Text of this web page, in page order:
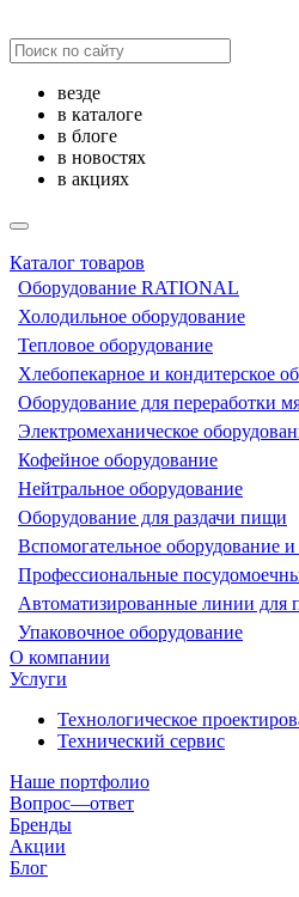
везде
в каталоге
в блоге
в новостях
в акциях
Каталог товаров
Оборудование RATIONAL
Холодильное оборудование
Тепловое оборудование
Хлебопекарное и кондитерское
Оборудование для переработки
Электромеханическое
Кофейное оборудование
Нейтральное оборудование
Оборудование для раздачи пищи
Вспомогательное оборудование
Профессиональные
Автоматизированные линии для
Упаковочное оборудование
О компании
Услуги
Технологическое
Технический сервис
Наше портфолио
Вопрос—ответ
Бренды
Акции
Блог